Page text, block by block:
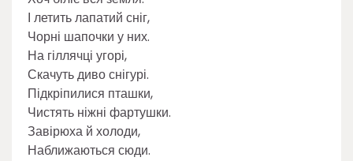
І летить лапатий сніг,
Чорні шапочки у них.
На гіллячці угорі,
Скачуть диво снігурі.
Підкріпилися пташки,
Чистять ніжні фартушки.
Завірюха й холоди,
Наближаються сюди.